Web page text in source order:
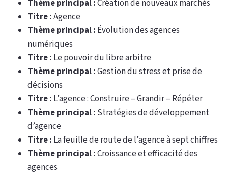
Thème principal :Création de nouveaux marchés
Titre :Agence
Thème principal : Évolution des agences
numériques
Titre : Le pouvoir du libre arbitre
Thème principal :Gestion du stress et prise de
décisions
Titre : L’agence : Construire – Grandir – Répéter
Thème principal : Stratégies de développement
d’agence
Titre : La feuille de route de l’agence à sept chiffres
Thème principal :Croissance et efficacité des
agences